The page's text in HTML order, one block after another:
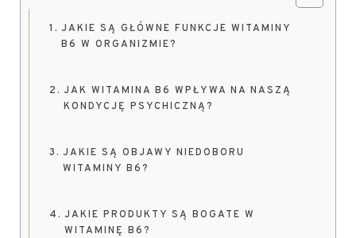
JAKIE SĄ GŁÓWNE FUNKCJE WITAMINY
B6 W ORGANIZMIE?
JAK WITAMINA B6 WPŁYWA NA NASZĄ
KONDYCJĘ PSYCHICZNĄ?
JAKIE SĄ OBJAWY NIEDOBORU
WITAMINY B6?
JAKIE PRODUKTY SĄ BOGATE W
WITAMINĘ B6?